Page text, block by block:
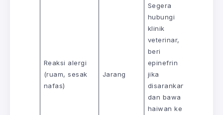
Reaksi alergi
(ruam, sesak
nafas)
Jarang
Segera
hubungi
klinik
veterinar,
beri
epinefrin
jika
disarankan,
dan bawa
haiwan ke